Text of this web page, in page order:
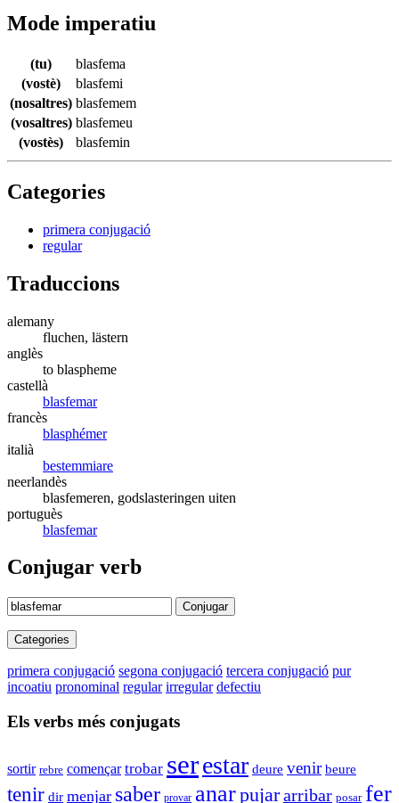
Mode imperatiu
(tu)
blasfema
(vostè)
blasfemi
(nosaltres) blasfemem
(vosaltres) blasfemeu
(vostès)
blasfemin
Categories
primera conjugació
regular
Traduccions
alemany
fluchen, lästern
anglès
to blaspheme
castellà
blasfemar
francès
blasphémer
italià
bestemmiare
neerlandès
blasfemeren, godslasteringen uiten
portuguès
blasfemar
Conjugar verb
Conjugar
Categories
primera conjugació segona conjugació tercera conjugació pur
incoatiu pronominal regular irregular defectiu
Els verbs més conjugats
sortir rebre començar trobar serestar deure venir beure
tenir dir menjar saber provar anarpujararribar posar fer